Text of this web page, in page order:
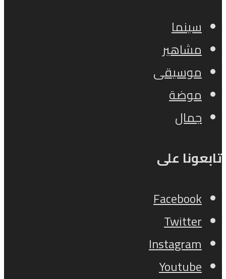
سينما
مشاهير
موسيقى
موضة
جمال
تابعونا على
Facebook
Twitter
Instagram
Youtube